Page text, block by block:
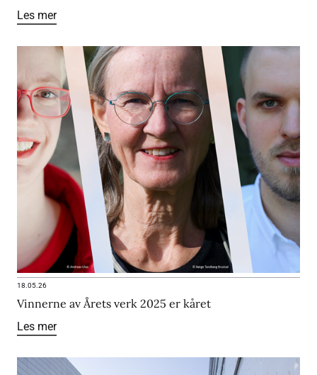
Les mer
18.05.26
Vinnerne av Årets verk 2025 er kåret
Les mer